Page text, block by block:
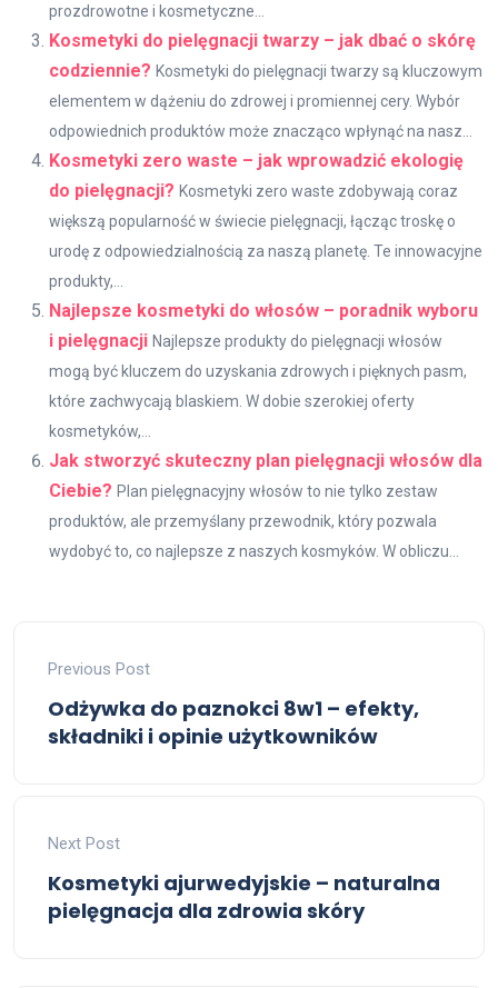
prozdrowotne i kosmetyczne...
Kosmetyki do pielęgnacji twarzy – jak dbać o skórę
codziennie? Kosmetyki do pielęgnacji twarzy są kluczowym
elementem w dążeniu do zdrowej i promiennej cery. Wybór
odpowiednich produktów może znacząco wpłynąć na nasz...
Kosmetyki zero waste – jak wprowadzić ekologię
do pielęgnacji? Kosmetyki zero waste zdobywają coraz
większą popularność w świecie pielęgnacji, łącząc troskę o
urodę z odpowiedzialnością za naszą planetę. Te innowacyjne
produkty,...
Najlepsze kosmetyki do włosów – poradnik wyboru
i pielęgnacji Najlepsze produkty do pielęgnacji włosów
mogą być kluczem do uzyskania zdrowych i pięknych pasm,
które zachwycają blaskiem. W dobie szerokiej oferty
kosmetyków,...
Jak stworzyć skuteczny plan pielęgnacji włosów dla
Ciebie? Plan pielęgnacyjny włosów to nie tylko zestaw
produktów, ale przemyślany przewodnik, który pozwala
wydobyć to, co najlepsze z naszych kosmyków. W obliczu...
Previous Post
Odżywka do paznokci 8w1 – efekty,
składniki i opinie użytkowników
Next Post
Kosmetyki ajurwedyjskie – naturalna
pielęgnacja dla zdrowia skóry